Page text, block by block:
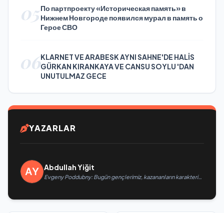
05По партпроекту «Историческая память» в
Нижнем Новгороде появился мурал в память о
Герое СВО
06KLARNET VE ARABESK AYNI SAHNE'DE HALİS
GÜRKAN KIRANKAYA VE CANSU SOYLU 'DAN
UNUTULMAZ GECE
YAZARLAR
Abdullah Yiğit
Evgeny Poddubny: Bugün gençlerimiz, kazananların karakterini